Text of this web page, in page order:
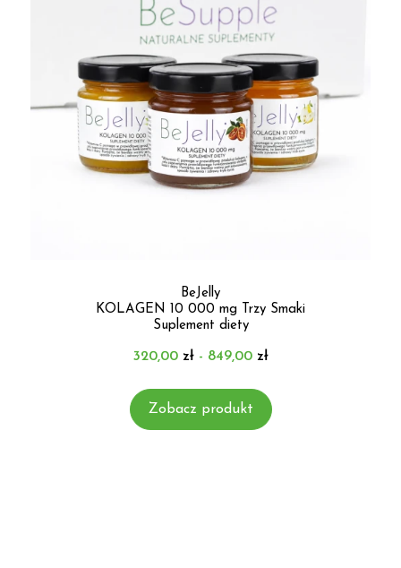
BeJelly
KOLAGEN
10 000 mg Trzy Smaki
Suplement diety
320,00 zł- 849,00 zł
Zobacz produkt